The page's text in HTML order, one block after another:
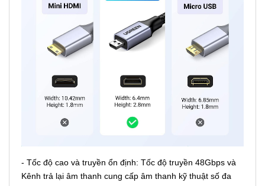
- Tốc độ cao và truyền ổn định: Tốc độ truyền 48Gbps và
Kênh trả lại âm thanh cung cấp âm thanh kỹ thuật số đa